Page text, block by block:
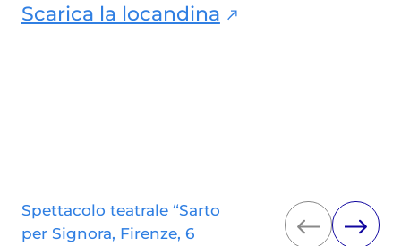
Scarica la locandina
Spettacolo teatrale “Sarto
per Signora, Firenze, 6